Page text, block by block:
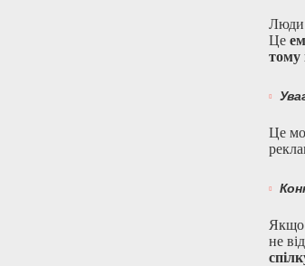
Люди
Це
тому
Це
Якщо
не